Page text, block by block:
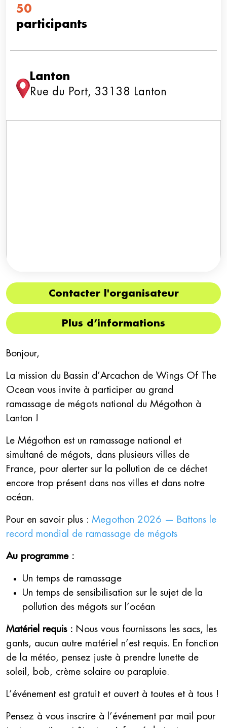
Bonjour,
La mission du Bassin d’Arcachon de Wings Of The
Ocean vous invite à participer au grand
ramassage de mégots national du Mégothon à
Lanton !
Le Mégothon est un ramassage national et
simultané de mégots, dans plusieurs villes de
France, pour alerter sur la pollution de ce déchet
encore trop présent dans nos villes et dans notre
océan.
Pour en savoir plus : Megothon 2026 — Battons le
record mondial de ramassage de mégots
Au programme :
Un temps de ramassage
Un temps de sensibilisation sur le sujet de la
pollution des mégots sur l’océan
Matériel requis : Nous vous fournissons les sacs, les
gants, aucun autre matériel n’est requis. En fonction
de la météo, pensez juste à prendre lunette de
soleil, bob, crème solaire ou parapluie.
L’événement est gratuit et ouvert à toutes et à tous !
Pensez à vous inscrire à l’événement par mail pour
50
participants
Lanton
Rue du Port, 33138 Lanton
Contacter l'organisateur
Plus d’informations